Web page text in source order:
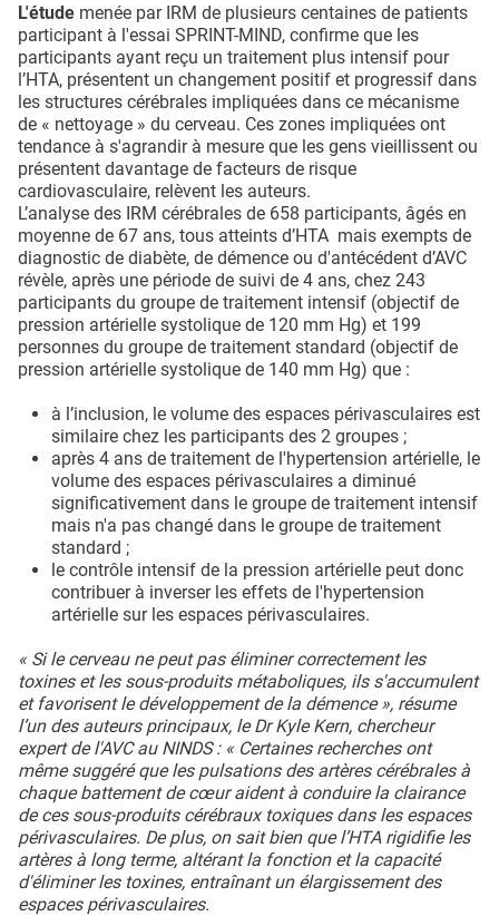
L'étude menée par IRM de plusieurs centaines de patients
participant à l'essai SPRINT-MIND, confirme que les
participants ayant reçu un traitement plus intensif pour
l’HTA, présentent un changement positif et progressif dans
les structures cérébrales impliquées dans ce mécanisme
de « nettoyage » du cerveau. Ces zones impliquées ont
tendance à s'agrandir à mesure que les gens vieillissent ou
présentent davantage de facteurs de risque
cardiovasculaire, relèvent les auteurs.
L’analyse des IRM cérébrales de 658 participants, âgés en
moyenne de 67 ans, tous atteints d’HTA mais exempts de
diagnostic de diabète, de démence ou d'antécédent d’AVC
révèle, après une période de suivi de 4 ans, chez 243
participants du groupe de traitement intensif (objectif de
pression artérielle systolique de 120 mm Hg) et 199
personnes du groupe de traitement standard (objectif de
pression artérielle systolique de 140 mm Hg) que :
à l’inclusion, le volume des espaces périvasculaires est
similaire chez les participants des 2 groupes ;
après 4 ans de traitement de l'hypertension artérielle, le
volume des espaces périvasculaires a diminué
significativement dans le groupe de traitement intensif
mais n'a pas changé dans le groupe de traitement
standard ;
le contrôle intensif de la pression artérielle peut donc
contribuer à inverser les effets de l'hypertension
artérielle sur les espaces périvasculaires.
« Si le cerveau ne peut pas éliminer correctement les
toxines et les sous-produits métaboliques, ils s'accumulent
et favorisent le développement de la démence », résume
l’un des auteurs principaux, le Dr Kyle Kern, chercheur
expert de l'AVC au NINDS : « Certaines recherches ont
même suggéré que les pulsations des artères cérébrales à
chaque battement de cœur aident à conduire la clairance
de ces sous-produits cérébraux toxiques dans les espaces
périvasculaires. De plus, on sait bien que l’HTA rigidifie les
artères à long terme, altérant la fonction et la capacité
d'éliminer les toxines, entraînant un élargissement des
espaces périvasculaires.